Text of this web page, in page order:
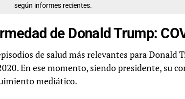
según informes recientes.
de Donald Trump:
de salud más relevantes para Donald
En ese momento, siendo presidente, su
mediático.